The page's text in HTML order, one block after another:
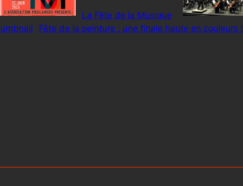
La Fête de la Musique
Fête de la peinture : une finale haute en couleurs !